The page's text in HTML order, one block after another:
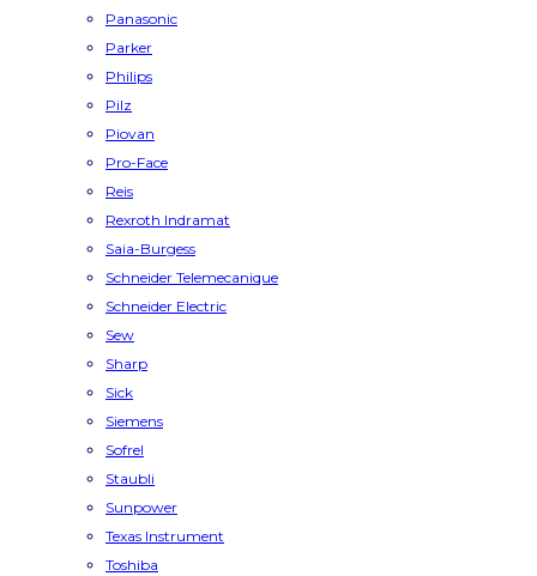
Panasonic
Parker
Philips
Pilz
Piovan
Pro-Face
Reis
Rexroth Indramat
Saia-Burgess
Schneider Telemecanique
Schneider Electric
Sew
Sharp
Sick
Siemens
Sofrel
Staubli
Sunpower
Texas Instrument
Toshiba